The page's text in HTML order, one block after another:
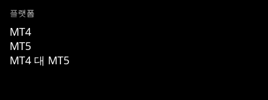
플랫폼
MT4
MT5
MT4 대 MT5